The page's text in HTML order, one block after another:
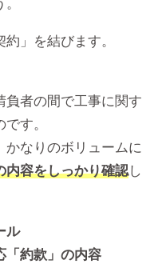
」を結びます。
負者の間で工事に関す
す。
かなりのボリュームに
内容をしっかり確認し
ル
「約款」の内容